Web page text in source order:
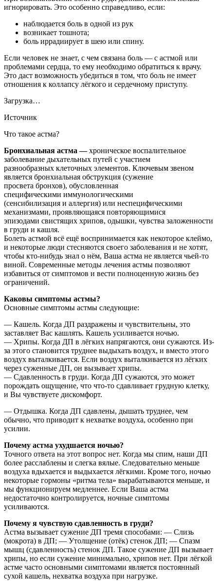
игнорировать. Это особенно справедливо, если:
наблюдается боль в одной из рук
возникает тошнота;
боль иррадиирует в шею или спину.
Если человек не знает, с чем связана боль — с астмой или
проблемами сердца, то ему необходимо обратиться к врачу.
Это даст возможность убедиться в том, что боль не имеет
отношения к коллапсу лёгкого и сердечному приступу.
Загрузка…
Источник
Что такое астма?
Бронхиальная астма —хроническое воспалительное
заболевание дыхательных путей с участием
разнообразных клеточных элементов. Ключевым звеном
является бронхиальная обструкция (сужение
просвета бронхов), обусловленная
специфическими иммунологическими
(сенсибилизация и аллергия) или неспецифическими
механизмами, проявляющаяся повторяющимися
эпизодами свистящих хрипов, одышки, чувства заложенности
в груди и кашля.
Болеть астмой всё ещё воспринимается как некоторое клеймо,
и некоторые люди стесняются своего заболевания и не хотят,
чтобы кто-нибудь знал о нём, Ваша астма не является чьей-то
виной. Современные методы лечения астмы позволяют
избавиться от симптомов и вести полноценную жизнь без
ограничений.
Каковы симптомы астмы?
Основные симптомы астмы следующие:
— Кашель. Когда ДП раздражены и чувствительны, это
заставляет Вас кашлять. Кашель усиливается ночью.
— Хрипы. Когда ДП в лёгких напрягаются, они сужаются. Из-
за этого становится труднее выдыхать воздух, и вместо этого
воздух выталкивается. Если воздух выталкивается из лёгких
через суженные ДП, он вызывает хрипы.
— Сдавленность в груди. Когда ДП сужаются, это может
порождать ощущение, что что-то сдавливает грудную клетку,
и Вы чувствуете дискомфорт.
— Отдышка. Когда ДП сдавлены, дышать труднее, чем
обычно, что приводит к нехватке воздуха, особенно при
усилии.
Почему астма ухудшается ночью?
Точного ответа на этот вопрос нет. Когда мы спим, наши ДП
более расслаблены и слегка вялые. Следовательно меньше
воздуха вдыхается и выдыхается лёгкими. Кроме того, ночью
некоторые гормоны «ритма тела» вырабатываются меньше, и
мы функционируем медленнее. Если Ваша астма
недостаточно контролируется, ночные симптомы
усиливаются.
Почему я чувствую сдавленность в груди?
Астма вызывает сужение ДП тремя способами: — Слизь
(мокрота) в ДП; — Утолщение (отёк) стенок ДП; — Спазм
мышц (сдавленность) стенок ДП. Такое сужение ДП вызывает
хрипы, но если сужение минимально, хрипов нет. При лёгкой
астме часто основными симптомами является постоянный
сухой кашель, нехватка воздуха при нагрузке.